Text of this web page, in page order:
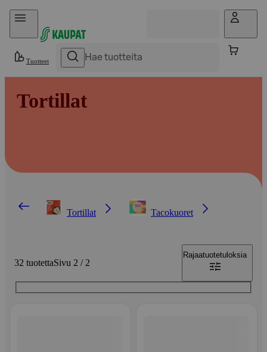
Hyppää sisältöön
Tuotteet
Tortillat
Tortillat Tacokuoret
32 tuotettaSivu 2 / 2
Rajaatuotetuloksia